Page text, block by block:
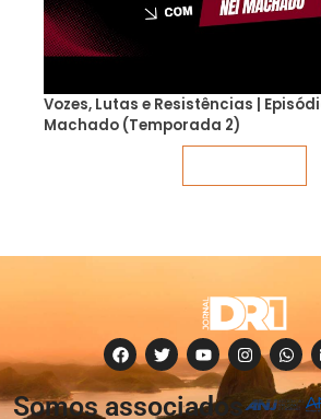
Vozes, Lutas e Resistências |
Machado (Temporada 2)
Somos associados